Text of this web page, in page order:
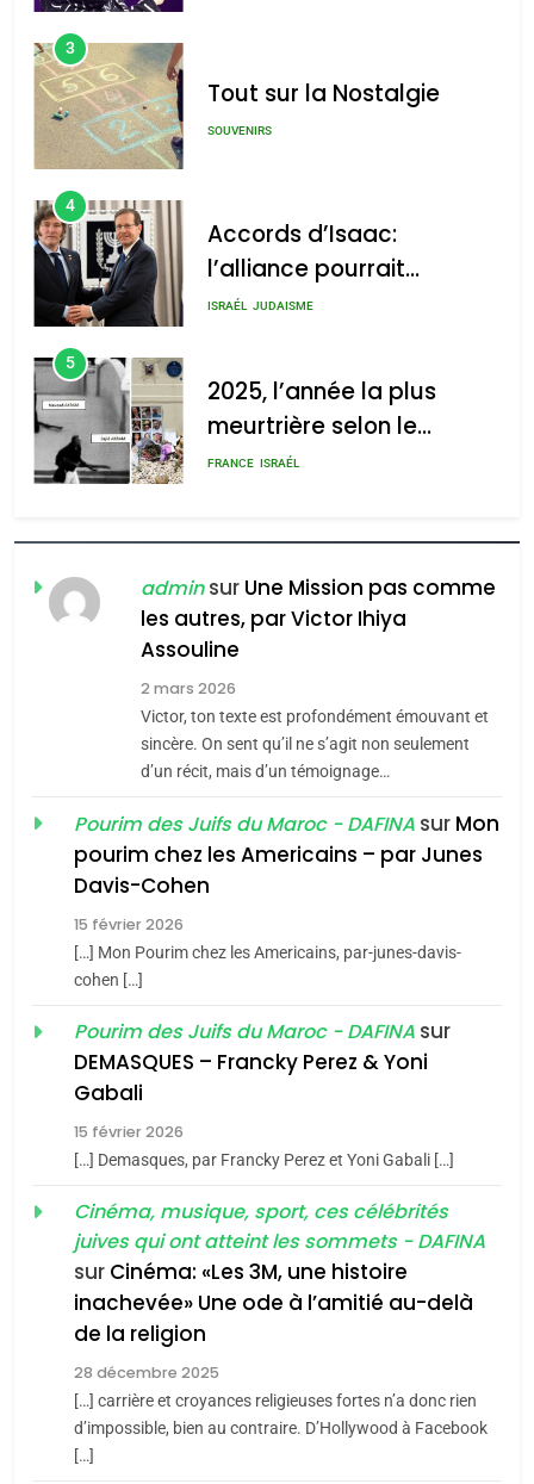
4
Accords d’Isaac:
l’alliance pourrait
s’étendre à 13 pays
5
2025, l’année la plus
meurtrière selon le
rapport d’ADL contre
FRANCE ISRAÉL
6
FIÈRE, DIGNE ET RÉSILIENTE :
POURQUOI JE REVENDIQUE
MA JUDAÏTE par Thérèse
ISRAÉL JUDAISME
CE QUI NOUS MANQUE –
Jacques Hadida
JUDAISME
Maroc : Les amandes de
Tafraout, le miel de Tadla
Azilal consacrés produits
du terroir
DAFINA MAROC
Oeil ravageur – Vanessa
De Loya Stauber
«Tu dis génocide, je dis
guerre»: La nouvelle
Tout sur la Nostalgie
SOUVENIRS
l’alliance pourrait
s’étendre à 13 pays
d’Amérique latine
ISRAÉL JUDAISME
adminsur Une Mission pas comme
les autres, par Victor Ihiya
Assouline
2 mars 2026
Victor, ton texte est profondément émouvant et
sincère. On sent qu’il ne s’agit non seulement
d’un récit, mais d’un témoignage…
Pourim des Juifs du Maroc - DAFINA sur Mon
pourim chez les Americains – par Junes
Davis-Cohen
15 février 2026
[…] Mon Pourim chez les Americains, par-junes-davis-
cohen […]
Pourim des Juifs du Maroc - DAFINA sur
DEMASQUES – Francky Perez & Yoni
Gabali
15 février 2026
[…] Demasques, par Francky Perez et Yoni Gabali […]
Cinéma, musique, sport, ces célébrités
juives qui ont atteint les sommets - DAFINA
sur Cinéma: «Les 3M, une histoire
inachevée» Une ode à l’amitié au-delà
de la religion
28 décembre 2025
[…] carrière et croyances religieuses fortes n’a donc rien
d’impossible, bien au contraire. D’Hollywood à Facebook
[…]
2025, l’année la plus
d’ADL contre
l’antisémitisme
FRANCE ISRAÉL
POURQUOI JE REVENDIQUE
Zrihen-Dvir
CE QUI NOUS MANQUE –
Jacques Hadida
JUDAISME
Maroc : Les amandes de